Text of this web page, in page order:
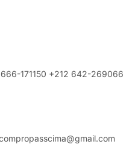
171150 +212 642-269066
propasscima@gmail.com